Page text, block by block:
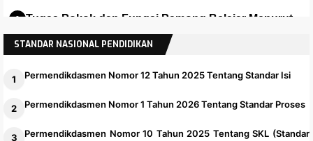
Tugas Pokok dan Fungsi Pamong Belajar Menurut
Permenpan No 7 Thn 2026
STANDAR NASIONAL PENDIDIKAN
Permendikdasmen Nomor 12 Tahun 2025 Tentang Standar Isi
Permendikdasmen Nomor 1 Tahun 2026 Tentang Standar Proses
Permendikdasmen Nomor 10 Tahun 2025 Tentang SKL (Standar